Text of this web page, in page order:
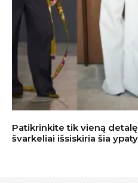
Patikrinkite tik vieną
švarkeliai išsiskiria šia